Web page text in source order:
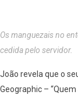
Os manguezais no
cedida pelo servidor.
João revela que o
Geographic –